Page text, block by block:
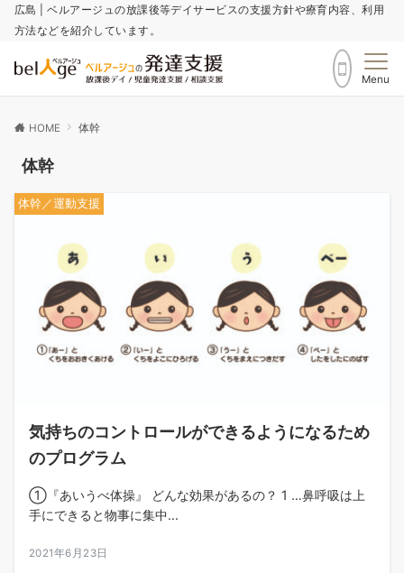
広島 | ベルアージュの放課後等デイサービスの支援方針や療育内容、利用
方法などを紹介しています。
Menu
HOME 体幹
体幹
体幹／運動支援
気持ちのコントロールができるようになるため
のプログラム
①『あいうべ体操』 どんな効果があるの？ 1 …鼻呼吸は上
手にできると物事に集中...
2021年6月23日